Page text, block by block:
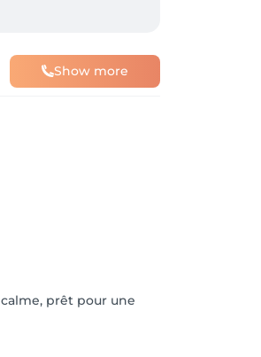
Show more
prêt pour une